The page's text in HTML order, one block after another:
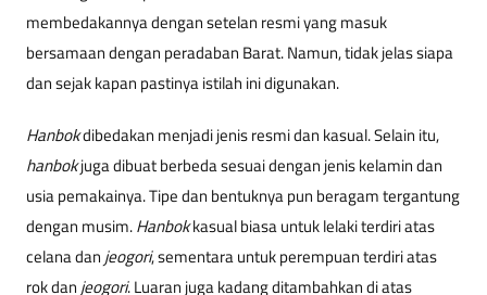
membedakannya dengan setelan resmi yang masuk
bersamaan dengan peradaban Barat. Namun, tidak jelas siapa
dan sejak kapan pastinya istilah ini digunakan.
Hanbokdibedakan menjadi jenis resmi dan kasual. Selain itu,
hanbokjuga dibuat berbeda sesuai dengan jenis kelamin dan
usia pemakainya. Tipe dan bentuknya pun beragam tergantung
dengan musim.Hanbokkasual biasa untuk lelaki terdiri atas
celana danjeogori, sementara untuk perempuan terdiri atas
rok danjeogori. Luaran juga kadang ditambahkan di atas